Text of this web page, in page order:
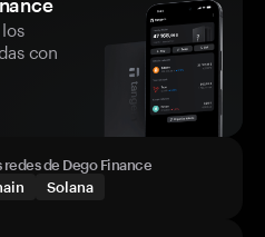
con
de Dego Finance
Solana